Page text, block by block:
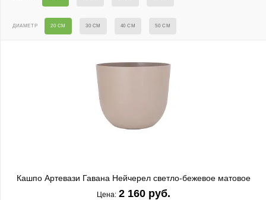
ДИАМЕТР 20 СМ 30 СМ 40 СМ 50 СМ
Кашпо Артевази Гавана Нейчерел светло-бежевое матовое
Цена: 2 160 руб.